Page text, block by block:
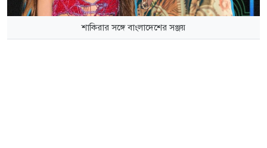
শাকিরার সঙ্গে বাংলাদেশের সঞ্জয়